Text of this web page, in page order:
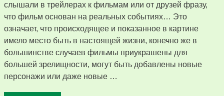
слышали в трейлерах к фильмам или от друзей фразу,
что фильм основан на реальных событиях… Это
означает, что происходящее и показанное в картине
имело место быть в настоящей жизни, конечно же в
большинстве случаев фильмы приукрашены для
большей зрелищности, могут быть добавлены новые
персонажи или даже новые …